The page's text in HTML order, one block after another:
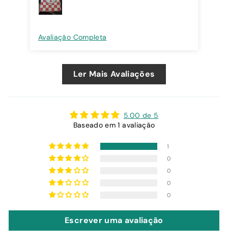
Avaliação Completa
Ler Mais Avaliações
5.00 de 5
Baseado em 1 avaliação
1
0
0
0
0
Escrever uma avaliação